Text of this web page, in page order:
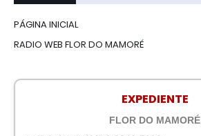
PÁGINA INICIAL
RADIO WEB FLOR DO MAMORÉ
EXPEDIENTE
FLOR DO MAMORÉ